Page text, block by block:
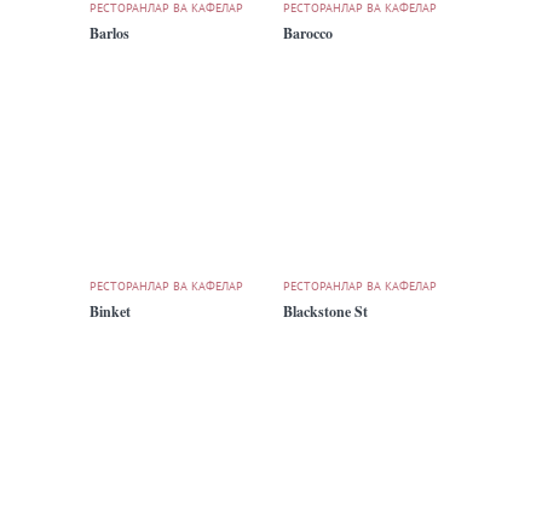
РЕСТОРАНЛАР ВА КАФЕЛАР
Barlos
РЕСТОРАНЛАР ВА КАФЕЛАР
Barocco
РЕСТОРАНЛАР ВА КАФЕЛАР
Binket
РЕСТОРАНЛАР ВА КАФЕЛАР
Blackstone St